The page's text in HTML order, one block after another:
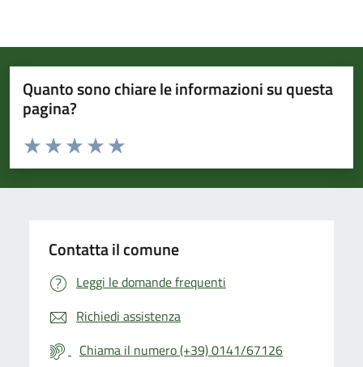
Quanto sono chiare le informazioni su questa
pagina?
Valuta da 1 a 5 stelle la pagina
Valuta 5 stelle su 5
Valuta 4 stelle su 5
Valuta 3 stelle su 5
Valuta 2 stelle su 5
Valuta 1 stelle su 5
Contatta il comune
Leggi le domande frequenti
Richiedi assistenza
Chiama il numero (+39) 0141/67126